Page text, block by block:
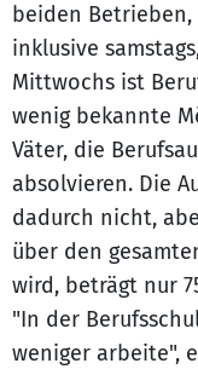
beiden Betrieben,
inklusive
Mittwochs ist
wenig bekannte
Väter, die
absolvieren. Die
dadurch nicht,
über den
wird, beträgt nur
"In der
weniger arbeite",